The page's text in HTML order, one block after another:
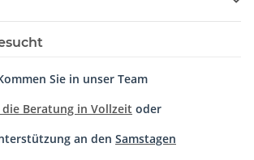
Sie in unser Team
Beratung in Vollzeit oder
an den Samstagen